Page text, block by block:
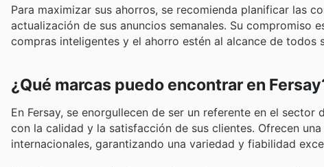
Para maximizar sus ahorros, se recomienda planificar las
actualización de sus anuncios semanales. Su compromiso
compras inteligentes y el ahorro estén al alcance de todos
¿Qué marcas puedo encontrar en
En Fersay, se enorgullecen de ser un referente en el
con la calidad y la satisfacción de sus clientes. Ofrecen
internacionales, garantizando una variedad y fiabilidad